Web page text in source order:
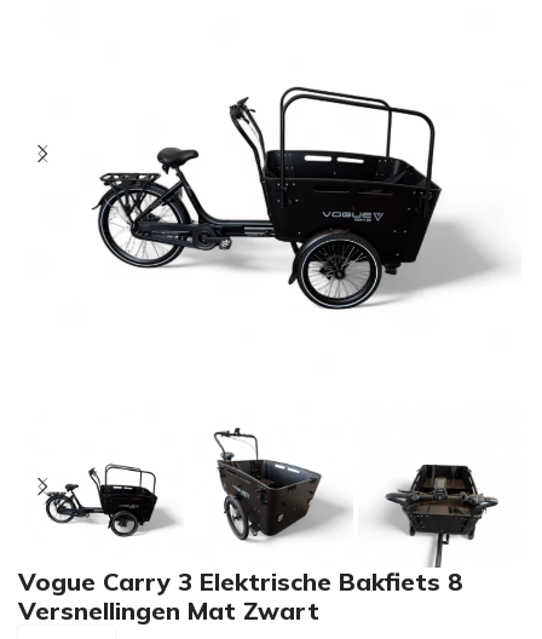
Vogue Carry 3 Elektrische Bakfiets 8
Versnellingen Mat Zwart